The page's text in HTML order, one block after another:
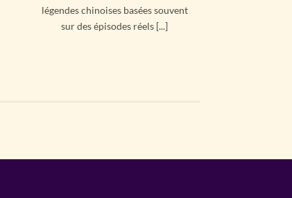
légendes chinoises basées souvent
sur des épisodes réels [...]